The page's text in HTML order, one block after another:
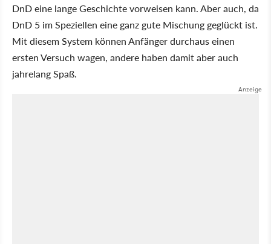
DnD eine lange Geschichte vorweisen kann. Aber auch, da
DnD 5 im Speziellen eine ganz gute Mischung geglückt ist.
Mit diesem System können Anfänger durchaus einen
ersten Versuch wagen, andere haben damit aber auch
jahrelang Spaß.